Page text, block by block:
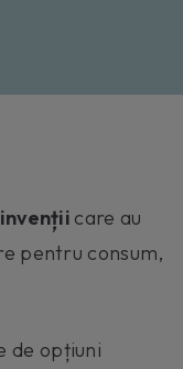
care au
pentru consum,
de opțiuni